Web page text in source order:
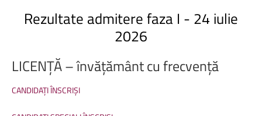
Rezultate admiterefaza I - 24 iulie
2026
LICENȚĂ–învățământcufrecvență
CANDIDAȚI ÎNSCRIȘI